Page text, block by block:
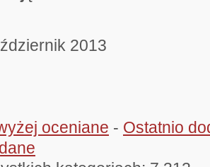
2013
oceniane - Ostatnio